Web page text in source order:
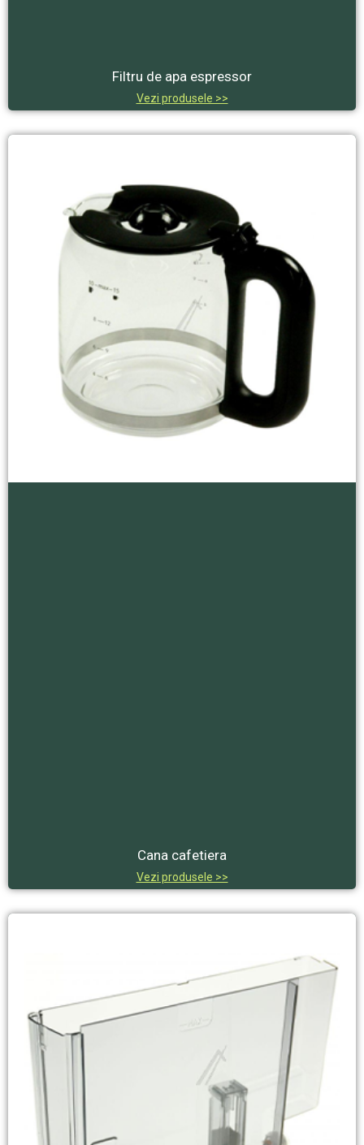
Filtru de apa espressor
Vezi produsele >>
Cana cafetiera
Vezi produsele >>